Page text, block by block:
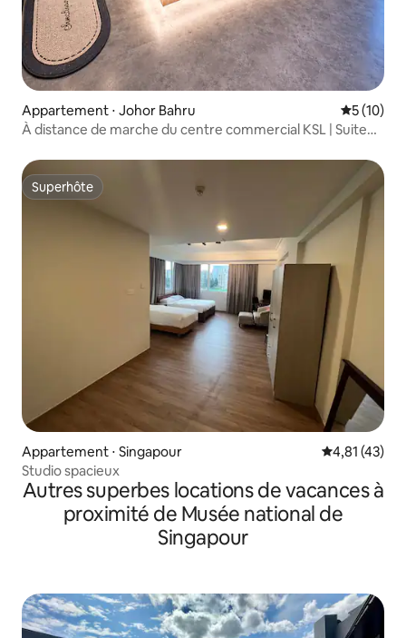
Appartement ⋅ Johor Bahru
5 (10)
À distance de marche du centre commercial KSL | Suite
Superhôte
Superhôte
Appartement ⋅ Singapour Évaluation
4,81 (43)
Studio spacieux
Autres superbes locations de vacances à
proximité de Musée national de
Singapour